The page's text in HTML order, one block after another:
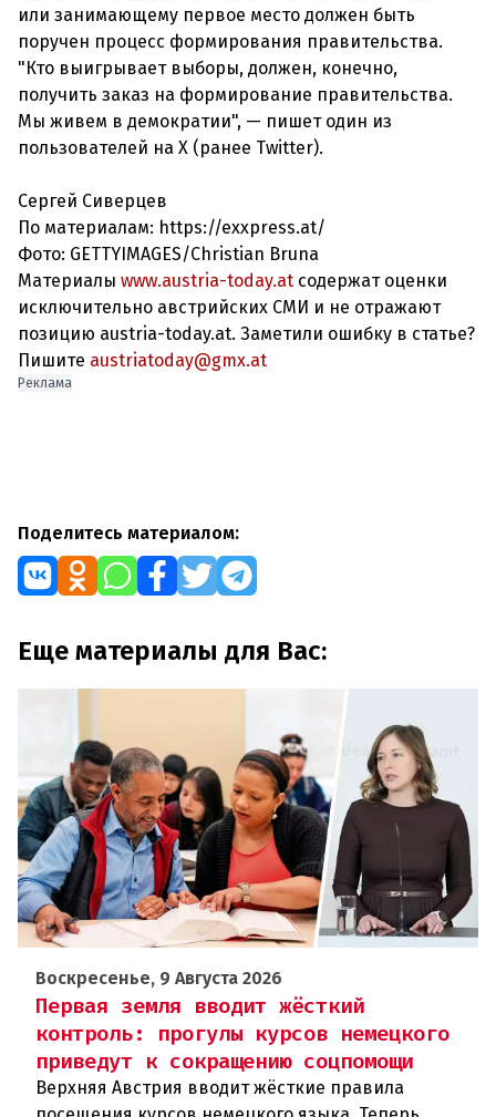
или занимающему первое место должен быть
поручен процесс формирования правительства.
"Кто выигрывает выборы, должен, конечно,
получить заказ на формирование правительства.
Мы живем в демократии", — пишет один из
пользователей на X (ранее Twitter).
Сергей Сиверцев
По материалам: https://exxpress.at/
Фото: GETTYIMAGES/Christian Bruna
Материалы www.austria-today.at содержат оценки
исключительно австрийских СМИ и не отражают
позицию austria-today.at. Заметили ошибку в статье?
Пишите austriatoday@gmx.at
Реклама
Поделитесь материалом:
Еще материалы для Вас:
Воскресенье, 9 Августа 2026
Первая земля вводит жёсткий
контроль: прогулы курсов немецкого
приведут к сокращению соцпомощи
Верхняя Австрия вводит жёсткие правила